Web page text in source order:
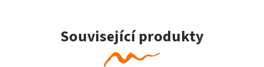
Související produkty